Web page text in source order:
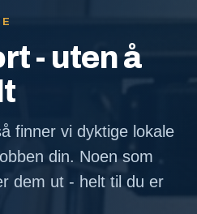
- uten å
finner vi dyktige lokale
din. Noen som
dem ut - helt til du er